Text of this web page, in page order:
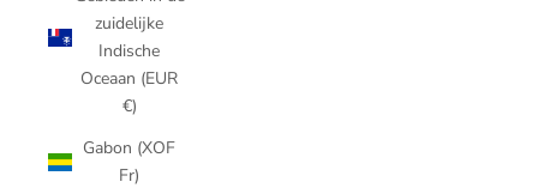
zuidelijke
Indische
Oceaan (EUR
€)
Gabon (XOF
Fr)